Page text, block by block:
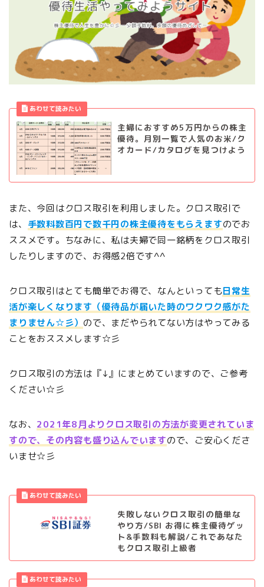
主婦におすすめ5万円からの株主
優待。月別一覧で人気のお米/ク
オカード/カタログを見つけよう
また、今回はクロス取引を利用しました。クロス取引で
は、 手数料数百円で数千円の株主優待をもらえますのでお
ススメです。ちなみに、私は夫婦で同一銘柄をクロス取引
したりしますので、お得感2倍です^^
クロス取引はとても簡単でお得で、なんといっても日常生
活が楽しくなります（優待品が届いた時のワクワク感がた
まりません☆彡） ので、まだやられてない方はやってみる
ことをおススメします☆彡
クロス取引の方法は『↓』にまとめていますので、ご参考
ください☆彡
なお、 2021年8月よりクロス取引の方法が変更されていま
すので、その内容も盛り込んでいますので、ご安心くださ
いませ☆彡
失敗しないクロス取引の簡単な
やり方/SBI お得に株主優待ゲッ
ト&手数料も解説/これであなた
もクロス取引上級者